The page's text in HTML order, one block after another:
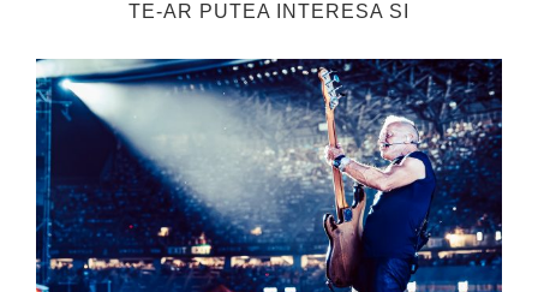
TE-AR PUTEA INTERESA SI